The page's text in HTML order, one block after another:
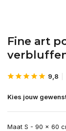
Fine art
9,8
Kies jouw
Maat S - 90 x 60